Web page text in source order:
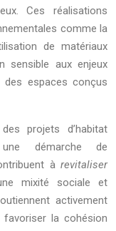
Ces réalisations
comme la
de matériaux
sensible aux enjeux
espaces conçus
projets d’habitat
démarche de
à revitaliser
mixité sociale et
activement
la cohésion